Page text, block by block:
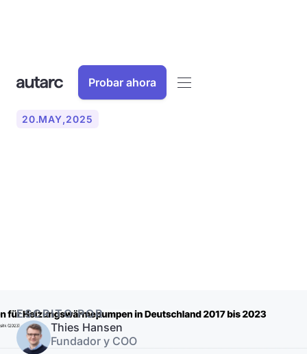
Probar ahora
20.MAY,2025
ESCRITO POR
Thies Hansen
Fundador y COO